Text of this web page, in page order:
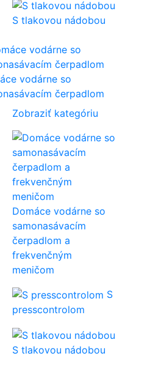
S tlakovou nádobou
vodárne so
čerpadlom
Zobraziť kategóriu
Domáce vodárne so
samonasávacím
čerpadlom a
frekvenčným
meničom
S
presscontrolom
S tlakovou nádobou